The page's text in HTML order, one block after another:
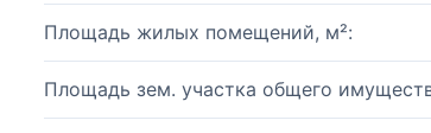
Площадь жилых помещений, м²:
Площадь зем. участка общего